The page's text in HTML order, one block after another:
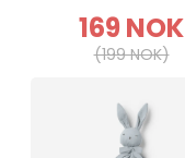
169 NOK
(199 NOK)